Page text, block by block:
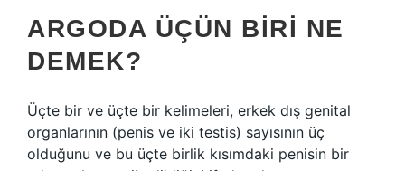
ARGODA ÜÇÜN BIRI NE
DEMEK?
Üçte bir ve üçte bir kelimeleri, erkek dış genital
organlarının (penis ve iki testis) sayısının üç
olduğunu ve bu üçte birlik kısımdaki penisin bir